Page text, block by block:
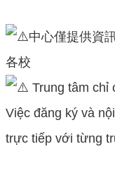
訊
主
題
區
民
中心僅提供資
各校
Trung tâm chỉ
Việc đăng ký và
trực tiếp với từng